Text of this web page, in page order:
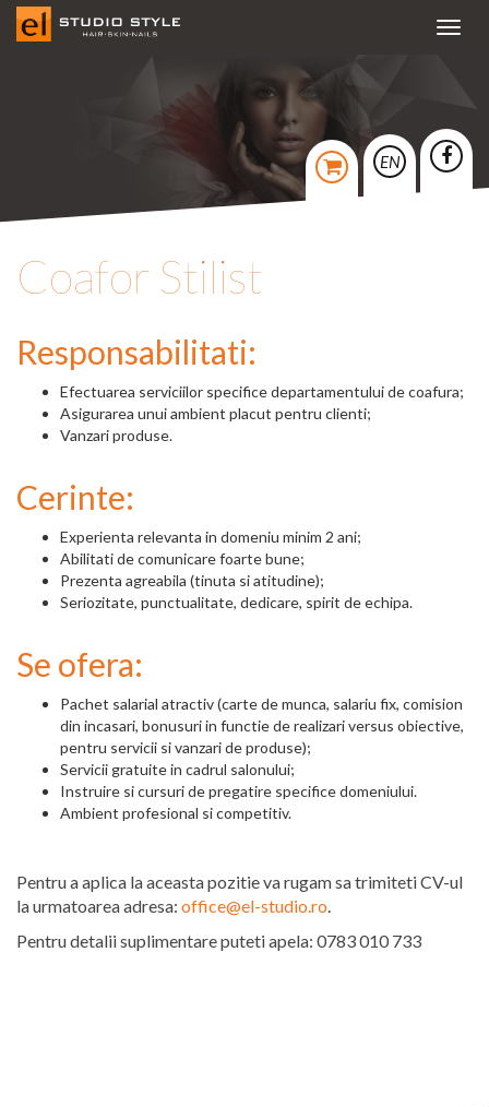
EN
Coafor Stilist
Responsabilitati:
Efectuarea serviciilor specifice departamentului de coafura;
Asigurarea unui ambient placut pentru clienti;
Vanzari produse.
Cerinte:
Experienta relevanta in domeniu minim 2 ani;
Abilitati de comunicare foarte bune;
Prezenta agreabila (tinuta si atitudine);
Seriozitate, punctualitate, dedicare, spirit de echipa.
Se ofera:
Pachet salarial atractiv (carte de munca, salariu fix, comision
din incasari, bonusuri in functie de realizari versus obiective,
pentru servicii si vanzari de produse);
Servicii gratuite in cadrul salonului;
Instruire si cursuri de pregatire specifice domeniului.
Ambient profesional si competitiv.
Pentru a aplica la aceasta pozitie va rugam sa trimiteti CV-ul
la urmatoarea adresa: office@el-studio.ro.
Pentru detalii suplimentare puteti apela: 0783 010 733